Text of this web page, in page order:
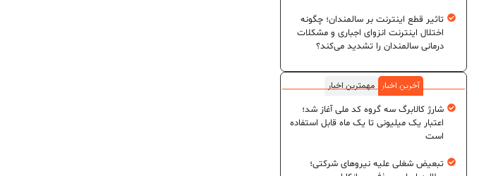
تاثیر قطع اینترنت بر سالمندان؛ چگونه
اختلال اینترنت انزوای اجباری و مشکلات
درمانی سالمندان را تشدید می‌کند؟
آخرین اخبار
مهمترین اخبار
شارژ کالابرگ سه گروه کد ملی آغاز شد؛
اعتبار یک میلیونی تا یک ماه قابل استفاده
است
تبعیض شغلی علیه نیروهای شرکتی؛